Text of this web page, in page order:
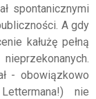
spontanicznymi
A gdy
kałużę pełną
- obowiązkowo
nie